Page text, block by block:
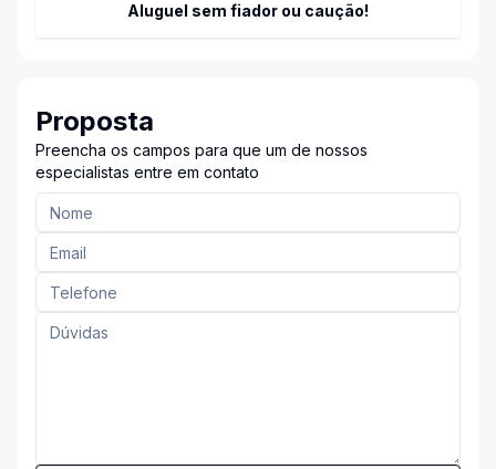
Aluguel sem fiador ou caução!
Proposta
Preencha os campos para que um de nossos
especialistas entre em contato